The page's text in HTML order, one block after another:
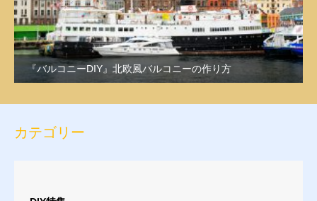
『バルコニーDIY』北欧風バルコニーの作り方
カテゴリー